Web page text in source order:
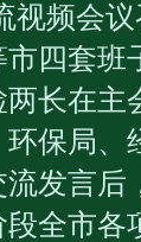
视频会
市四套
两长在
环保局、
发言后
全市各